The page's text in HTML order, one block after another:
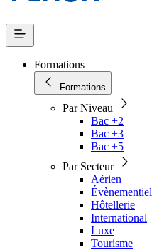
Formations
Formations
Par Niveau
Bac +2
Bac +3
Bac +5
Par Secteur
Aérien
Évènementiel
Hôtellerie
International
Luxe
Tourisme